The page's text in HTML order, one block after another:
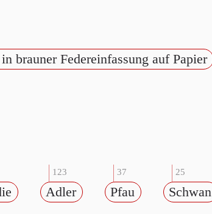
brauner Federeinfassung auf Papier
123
Adler
37
Pfau
25
Schwan